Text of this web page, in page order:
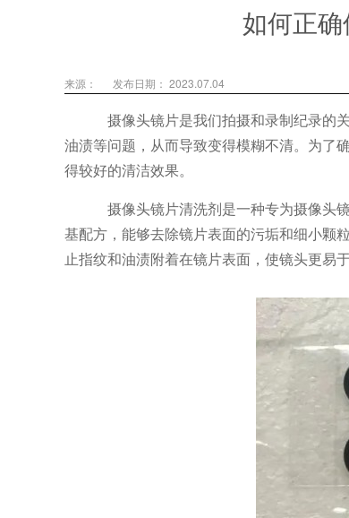
如何正
来源： 发布日期： 2023.07.04
摄像头镜片是我们拍摄和录制纪录的
油渍等问题，从而导致变得模糊不清。为了
得较好的清洁效果。
摄像头镜片清洗剂是一种专为摄像头
基配方，能够去除镜片表面的污垢和细小颗
止指纹和油渍附着在镜片表面，使镜头更易于